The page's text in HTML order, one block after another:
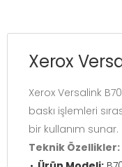
Xerox
Xerox Versalink
baskı işlemleri
bir kullanım sunar.
Teknik Özellikler: